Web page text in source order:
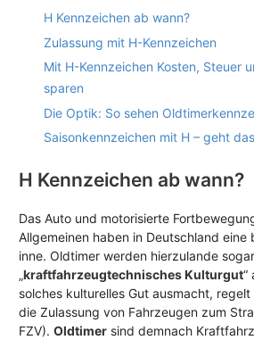
H Kennzeichen ab wann?
Zulassung mit H-Kennzeichen
Mit H-Kennzeichen Kosten, Steuer
sparen
Die Optik: So sehen
Saisonkennzeichen mit H – geht
H Kennzeichen ab wann?
Das Auto und motorisierte
Allgemeinen haben in Deutschland eine
inne. Oldtimer werden hierzulande
„kraftfahrzeugtechnisches Kulturgut“
solches kulturelles Gut ausmacht,
die Zulassung von Fahrzeugen zum
FZV). Oldtimer sind demnach